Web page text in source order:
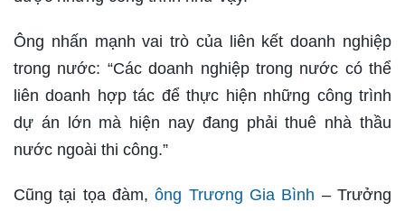
Ông nhấn mạnh vai trò của liên kết doanh nghiệp
trong nước: “Các doanh nghiệp trong nước có thể
liên doanh hợp tác để thực hiện những công trình
dự án lớn mà hiện nay đang phải thuê nhà thầu
nước ngoài thi công.”
Cũng tại tọa đàm,ông Trương Gia Bình – Trưởng